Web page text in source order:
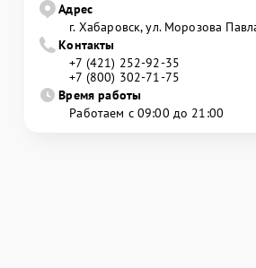
Адрес
г. Хабаровск, ул. Морозова
Контакты
+7 (421) 252-92-35
+7 (800) 302-71-75
Время работы
Работаем с 09:00 до 21:00